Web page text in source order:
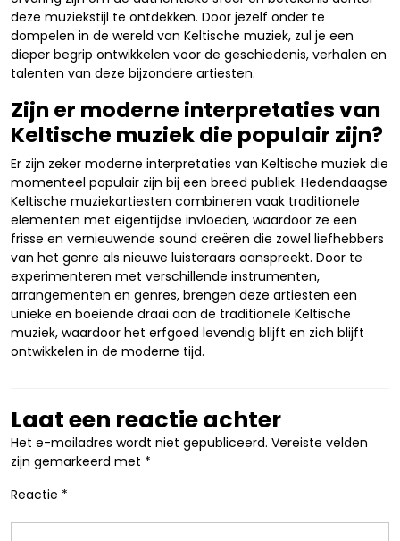
deze muziekstijl te ontdekken. Door jezelf onder te
dompelen in de wereld van Keltische muziek, zul je een
dieper begrip ontwikkelen voor de geschiedenis, verhalen en
talenten van deze bijzondere artiesten.
Zijn er moderne interpretaties van
Keltische muziek die populair zijn?
Er zijn zeker moderne interpretaties van Keltische muziek die
momenteel populair zijn bij een breed publiek. Hedendaagse
Keltische muziekartiesten combineren vaak traditionele
elementen met eigentijdse invloeden, waardoor ze een
frisse en vernieuwende sound creëren die zowel liefhebbers
van het genre als nieuwe luisteraars aanspreekt. Door te
experimenteren met verschillende instrumenten,
arrangementen en genres, brengen deze artiesten een
unieke en boeiende draai aan de traditionele Keltische
muziek, waardoor het erfgoed levendig blijft en zich blijft
ontwikkelen in de moderne tijd.
Laat een reactie achter
Het e-mailadres wordt niet gepubliceerd. Vereiste velden
zijn gemarkeerd met *
Reactie *